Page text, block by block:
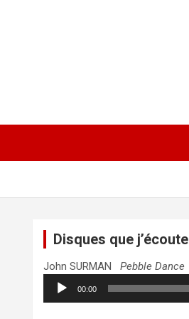
Disques que j’écoute
John SURMANPebble Dance
Lecteur
audio
00:00